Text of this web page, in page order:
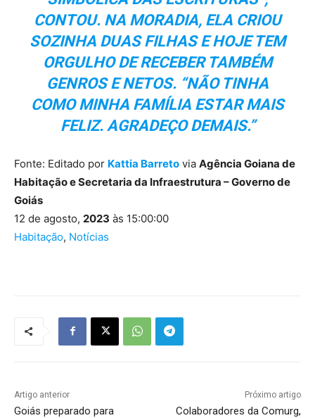
CONTOU. NA MORADIA, ELA CRIOU
SOZINHA DUAS FILHAS E HOJE TEM
ORGULHO DE RECEBER TAMBÉM
GENROS E NETOS. “NÃO TINHA
COMO MINHA FAMÍLIA ESTAR MAIS
FELIZ. AGRADEÇO DEMAIS.”
Fonte: Editado por Kattia Barreto via Agência Goiana de
Habitação e Secretaria da Infraestrutura – Governo de
Goiás
12 de agosto, 2023 às 15:00:00
Habitação, Notícias
Artigo anterior
Goiás preparado para
Próximo artigo
Colaboradores da Comurg,